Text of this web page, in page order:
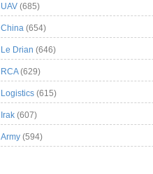
UAV (685)
China (654)
Le Drian (646)
RCA(629)
Logistics (615)
Irak (607)
Army (594)